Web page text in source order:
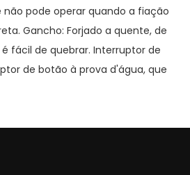
pode operar quando a fiação
Gancho: Forjado a quente, de
fácil de quebrar. Interruptor de
de botão à prova d'água, que